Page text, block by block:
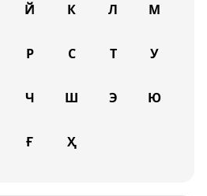
Й К Л М
Р С Т У
Ч Ш Э Ю
Ғ Ҳ